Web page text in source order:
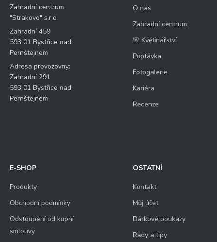
Zahradní centrum
"Strakovo" s.r.o
Zahradní 459
593 01 Bystřice nad
Pernštejnem
Adresa provozovny:
Zahradní 291
593 01 Bystřice nad
Pernštejnem
O nás
Zahradní centrum
🌸 Květinářství
Poptávka
Fotogalerie
Kariéra
Recenze
E-SHOP
Produkty
Obchodní podmínky
Odstoupení od kupní
smlouvy
OSTATNÍ
Kontakt
Můj účet
Dárkové poukazy
Rady a tipy